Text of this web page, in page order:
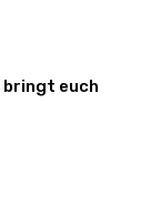
bringt euch